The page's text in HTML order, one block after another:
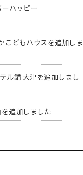
ハッピー
どもハウスを追加しま
ル講 大津を追加しまし
追加しました